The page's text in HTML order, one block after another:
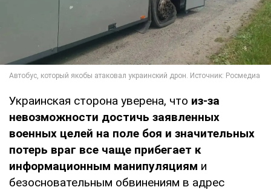
Украинская сторона уверена, что из-за
невозможности достичь заявленных
военных целей на поле боя и значительных
потерь враг все чаще прибегает к
информационным манипуляциям и
безосновательным обвинениям в адрес